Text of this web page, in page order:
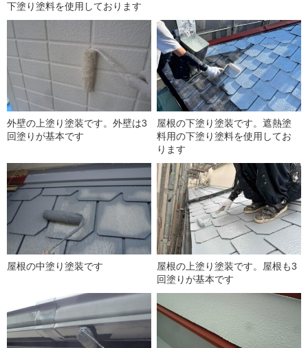
下塗り塗料を使用しております
外壁の上塗り塗装です。外壁は3
回塗りが基本です
屋根の下塗り塗装です。遮熱塗
料用の下塗り塗料を使用してお
ります
屋根の中塗り塗装です
屋根の上塗り塗装です。屋根も3
回塗りが基本です